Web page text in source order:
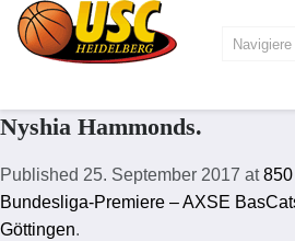
Nyshia Hammonds.
Published 25. September 2017 at
Bundesliga-Premiere – AXSE
Göttingen.